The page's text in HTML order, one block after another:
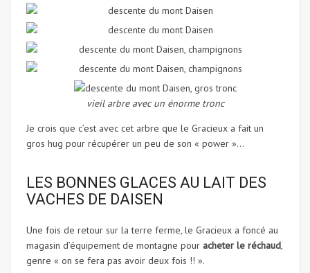
vieil arbre avec un énorme tronc
Je crois que c’est avec cet arbre que le Gracieux a fait un
gros hug pour récupérer un peu de son « power »…
LES BONNES GLACES AU LAIT DES
VACHES DE DAISEN
Une fois de retour sur la terre ferme, le Gracieux a foncé au
magasin d’équipement de montagne pour acheter le réchaud,
genre « on se fera pas avoir deux fois !! ».